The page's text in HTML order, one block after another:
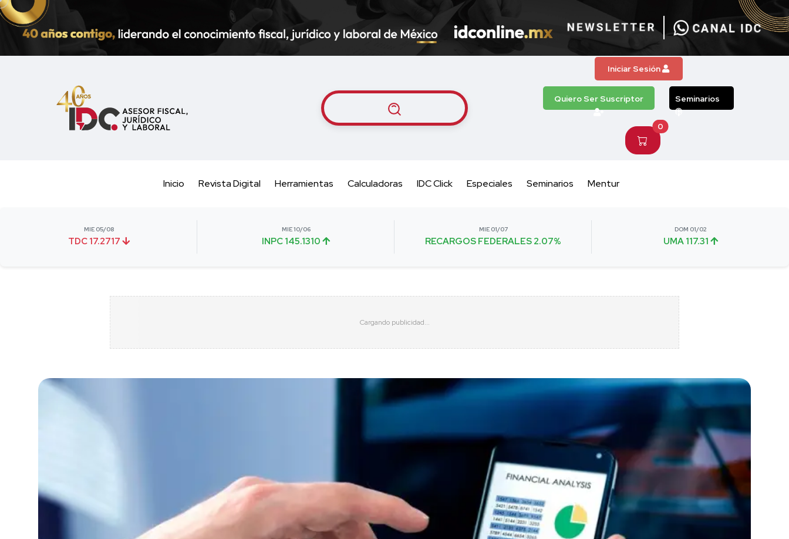
Iniciar Sesión
Quiero Ser Suscriptor Seminarios
0
Inicio Revista Digital Herramientas Calculadoras IDC Click Especiales Seminarios Mentur
MIE 05/08
TDC 17.2717
MIE 10/06
INPC 145.1310
MIE 01/07
RECARGOS FEDERALES 2.07%
DOM 01/02
UMA 117.31